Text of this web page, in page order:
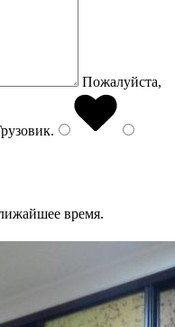
Пожалуйста,
.
время.